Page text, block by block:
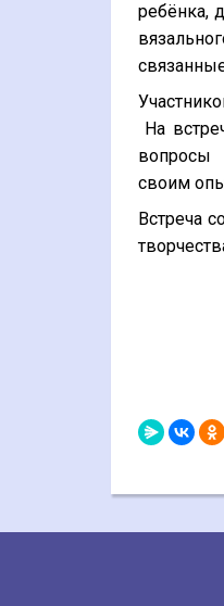
ребёнка,
На
вопросы
своим
Встреча